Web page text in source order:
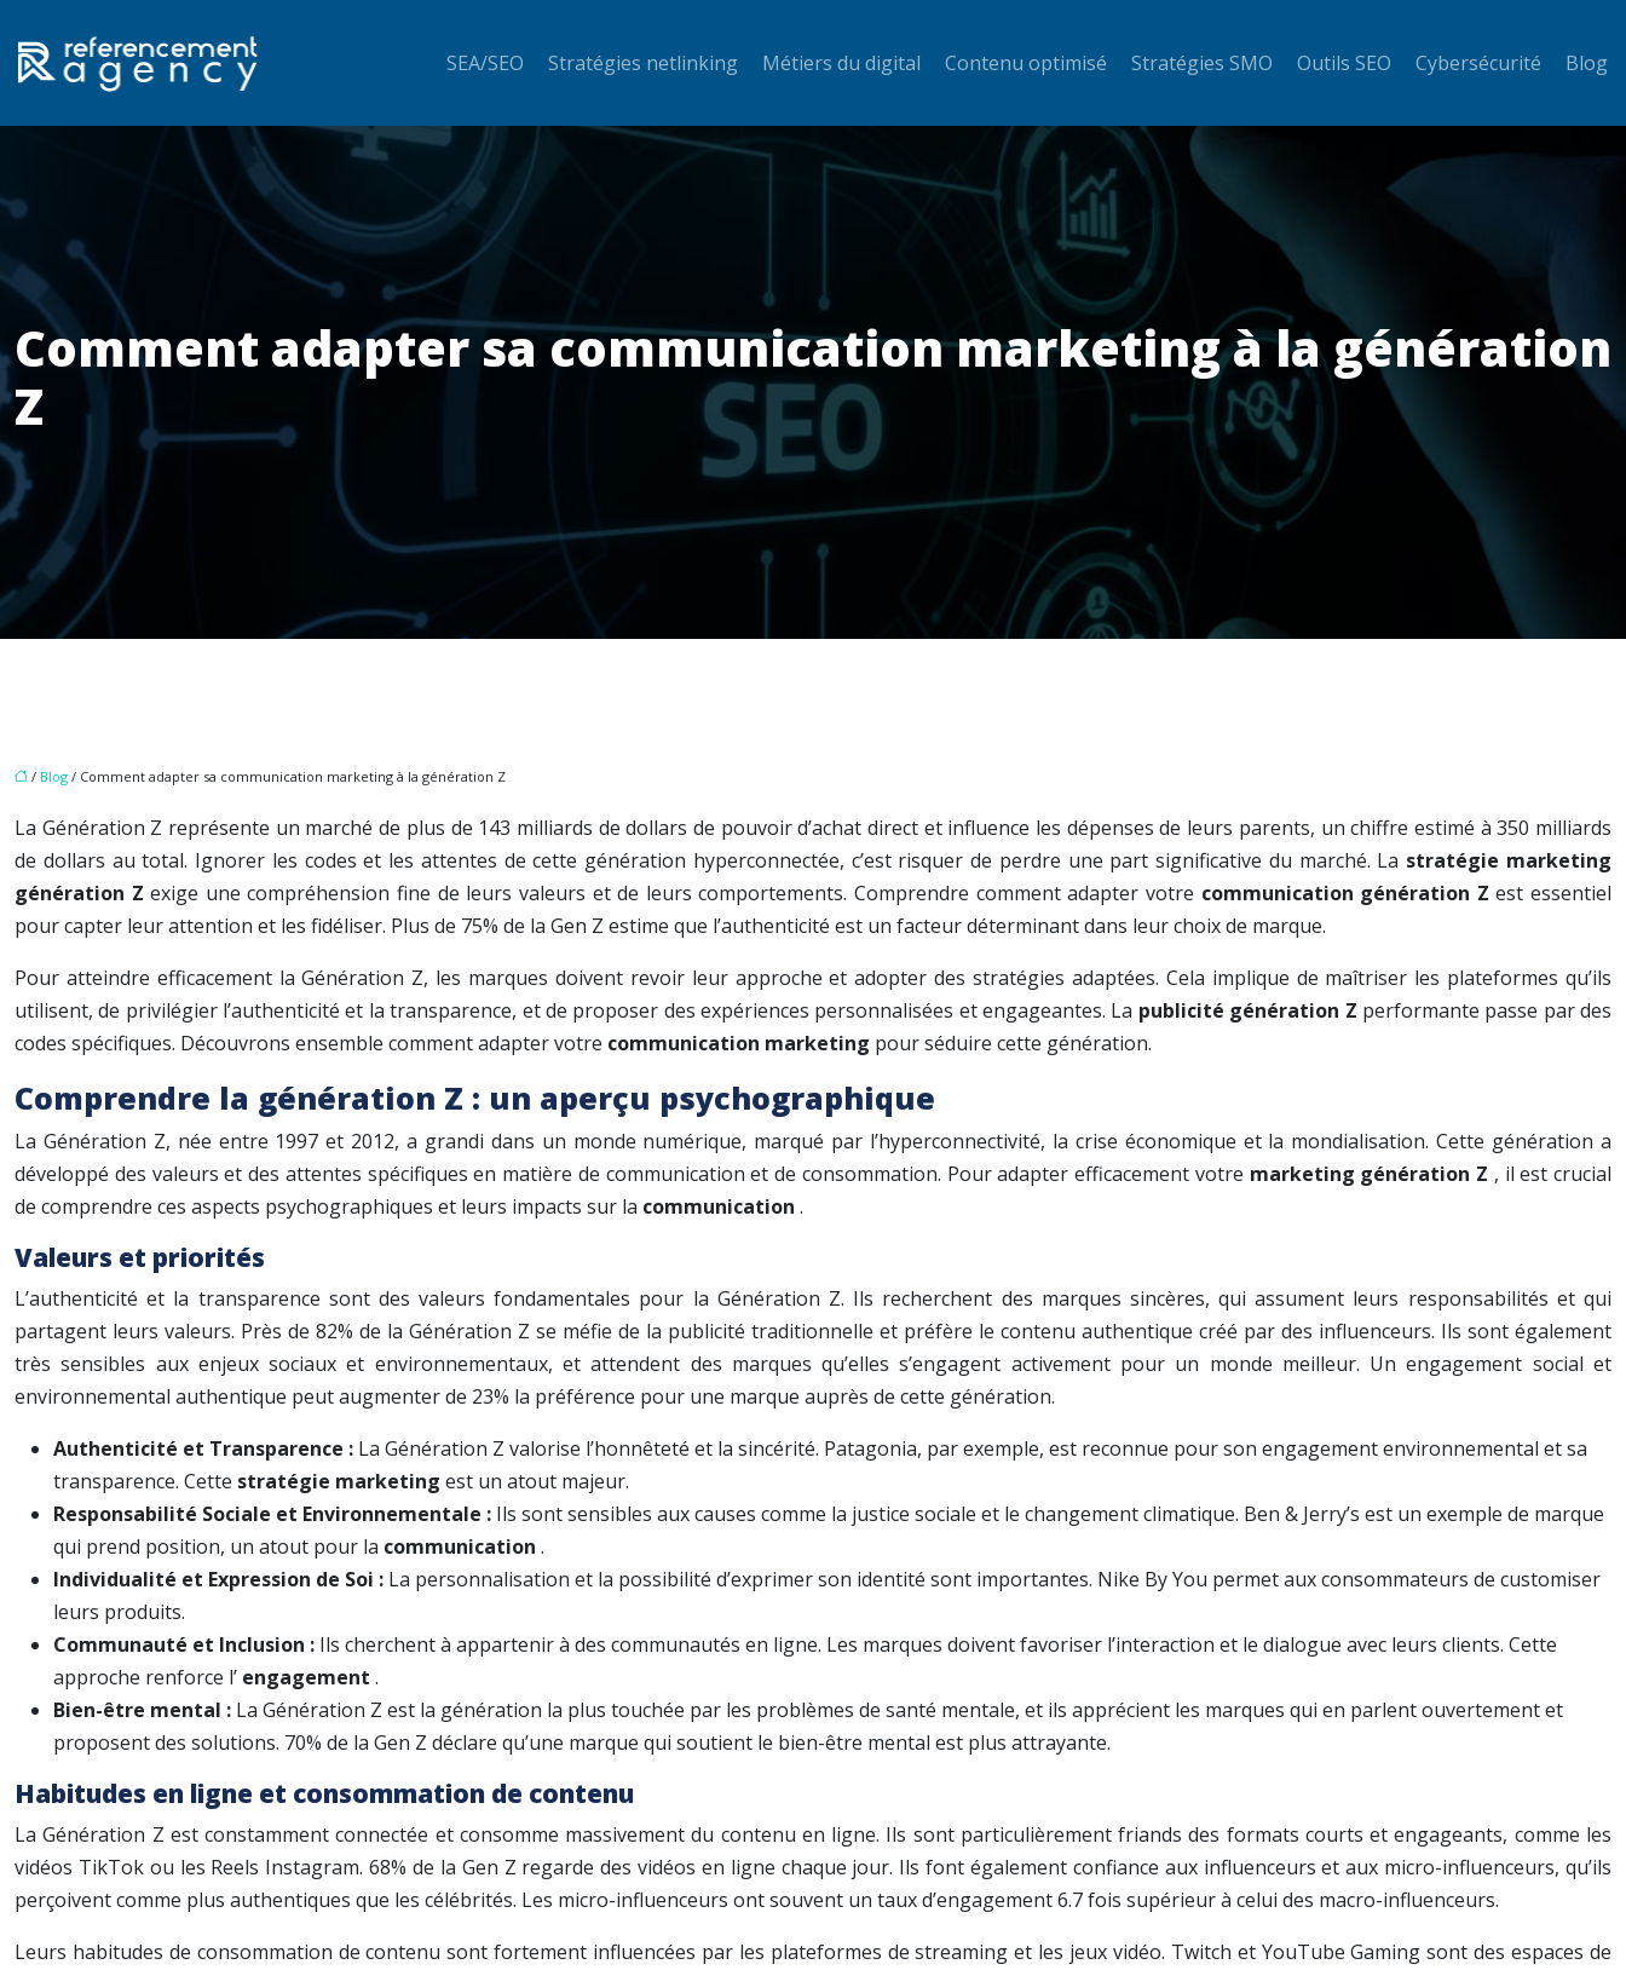
SEA/SEO Stratégies netlinking Métiers du digital Contenu optimisé Stratégies SMO Outils SEO Cybersécurité Blog
Comment adapter sa communication marketing à la génération
Z
/ Blog / Comment adapter sa communication marketing à la génération Z
La Génération Z représente un marché de plus de 143 milliards de dollars de pouvoir d’achat direct et influence les dépenses de leurs parents, un chiffre estimé à 350 milliards
de dollars au total. Ignorer les codes et les attentes de cette génération hyperconnectée, c’est risquer de perdre une part significative du marché. La stratégie marketing
génération Zexige une compréhension fine de leurs valeurs et de leurs comportements. Comprendre comment adapter votre communication génération Zest essentiel
pour capter leur attention et les fidéliser. Plus de 75% de la Gen Z estime que l’authenticité est un facteur déterminant dans leur choix de marque.
Pour atteindre efficacement la Génération Z, les marques doivent revoir leur approche et adopter des stratégies adaptées. Cela implique de maîtriser les plateformes qu’ils
utilisent, de privilégier l’authenticité et la transparence, et de proposer des expériences personnalisées et engageantes. La publicité génération Z performante passe par des
codes spécifiques. Découvrons ensemble comment adapter votre communication marketing pour séduire cette génération.
Comprendre la génération Z : un aperçu psychographique
La Génération Z, née entre 1997 et 2012, a grandi dans un monde numérique, marqué par l’hyperconnectivité, la crise économique et la mondialisation. Cette génération a
développé des valeurs et des attentes spécifiques en matière de communication et de consommation. Pour adapter efficacement votre marketing génération Z , il est crucial
de comprendre ces aspects psychographiques et leurs impacts sur la communication .
Valeurs et priorités
L’authenticité et la transparence sont des valeurs fondamentales pour la Génération Z. Ils recherchent des marques sincères, qui assument leurs responsabilités et qui
partagent leurs valeurs. Près de 82% de la Génération Z se méfie de la publicité traditionnelle et préfère le contenu authentique créé par des influenceurs. Ils sont également
très sensibles aux enjeux sociaux et environnementaux, et attendent des marques qu’elles s’engagent activement pour un monde meilleur. Un engagement social et
environnemental authentique peut augmenter de 23% la préférence pour une marque auprès de cette génération.
Authenticité et Transparence : La Génération Z valorise l’honnêteté et la sincérité. Patagonia, par exemple, est reconnue pour son engagement environnemental et sa
transparence. Cette stratégie marketing est un atout majeur.
Responsabilité Sociale et Environnementale : Ils sont sensibles aux causes comme la justice sociale et le changement climatique. Ben & Jerry’s est un exemple de marque
qui prend position, un atout pour la communication .
Individualité et Expression de Soi : La personnalisation et la possibilité d’exprimer son identité sont importantes. Nike By You permet aux consommateurs de customiser
leurs produits.
Communauté et Inclusion : Ils cherchent à appartenir à des communautés en ligne. Les marques doivent favoriser l’interaction et le dialogue avec leurs clients. Cette
approche renforce l’ engagement .
Bien-être mental : La Génération Z est la génération la plus touchée par les problèmes de santé mentale, et ils apprécient les marques qui en parlent ouvertement et
proposent des solutions. 70% de la Gen Z déclare qu’une marque qui soutient le bien-être mental est plus attrayante.
Habitudes en ligne et consommation de contenu
La Génération Z est constamment connectée et consomme massivement du contenu en ligne. Ils sont particulièrement friands des formats courts et engageants, comme les
vidéos TikTok ou les Reels Instagram. 68% de la Gen Z regarde des vidéos en ligne chaque jour. Ils font également confiance aux influenceurs et aux micro-influenceurs, qu’ils
perçoivent comme plus authentiques que les célébrités. Les micro-influenceurs ont souvent un taux d’engagement 6.7 fois supérieur à celui des macro-influenceurs.
Leurs habitudes de consommation de contenu sont fortement influencées par les plateformes de streaming et les jeux vidéo. Twitch et YouTube Gaming sont des espaces de